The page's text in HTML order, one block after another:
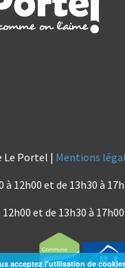
Le Portel | Mentions
à 12h00 et de 13h30 à
et de 13h30 à 17h00
acceptez l'utilisation de